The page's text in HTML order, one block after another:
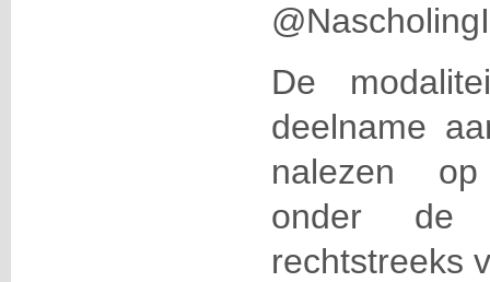
De
deelname
nalezen
onder de
rechtstreeks